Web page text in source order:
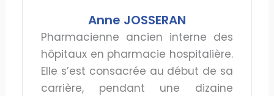
Anne JOSSERAN
Pharmacienne ancien interne des
hôpitaux en pharmacie hospitalière.
Elle s’est consacrée au début de sa
carrière, pendant une dizaine